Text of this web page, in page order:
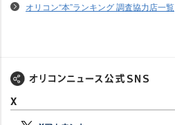
オリコン“本”ランキング 調査協力店一覧
X